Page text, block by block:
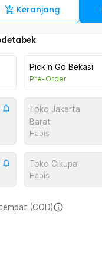
Keranjang
Pick n Go Bekasi
Pre-Order
Toko Jakarta
Barat
Habis
Toko Cikupa
Habis
(COD)